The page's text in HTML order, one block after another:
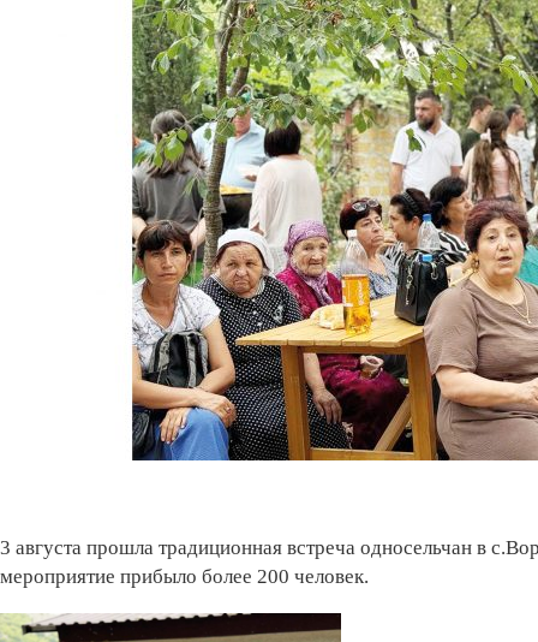
3 августа прошла традиционная встреча односельчан в
мероприятие прибыло более 200 человек.